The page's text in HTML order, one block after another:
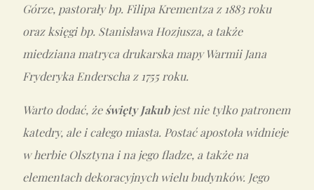
Górze, pastorały bp. Filipa Krementza z 1883 roku
oraz księgi bp. Stanisława Hozjusza, a także
miedziana matryca drukarska mapy Warmii Jana
Fryderyka Enderscha z 1755 roku.
Warto dodać, żeświęty Jakub jest nie tylko patronem
katedry, ale i całego miasta. Postać apostoła widnieje
w herbie Olsztyna i na jego fladze, a także na
elementach dekoracyjnych wielu budynków. Jego